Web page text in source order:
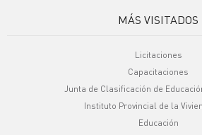
MÁS VISITADOS
Licitaciones
Capacitaciones
Junta de Clasificación de
Instituto Provincial de la
Educación